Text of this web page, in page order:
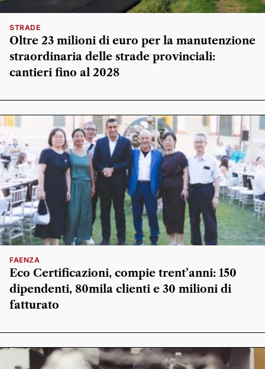
STRADE
Oltre 23 milioni di euro per la manutenzione
straordinaria delle strade provinciali:
cantieri fino al 2028
FAENZA
Eco Certificazioni, compie trent’anni: 150
dipendenti, 80mila clienti e 30 milioni di
fatturato